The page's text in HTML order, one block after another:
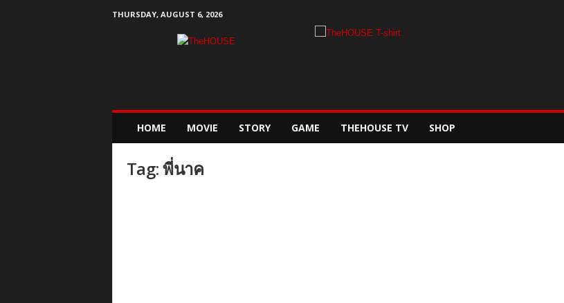
THURSDAY, AUGUST 6, 2026
HOME MOVIE STORY GAME THEHOUSE TV SHOP
Tag: พี่นาค